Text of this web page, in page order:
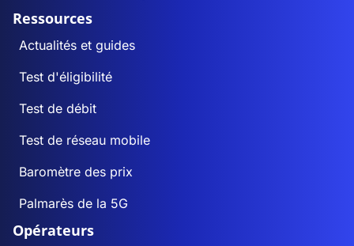
Ressources
Actualités et guides
Test d'éligibilité
Test de débit
Test de réseau mobile
Baromètre des prix
Palmarès de la 5G
Opérateurs